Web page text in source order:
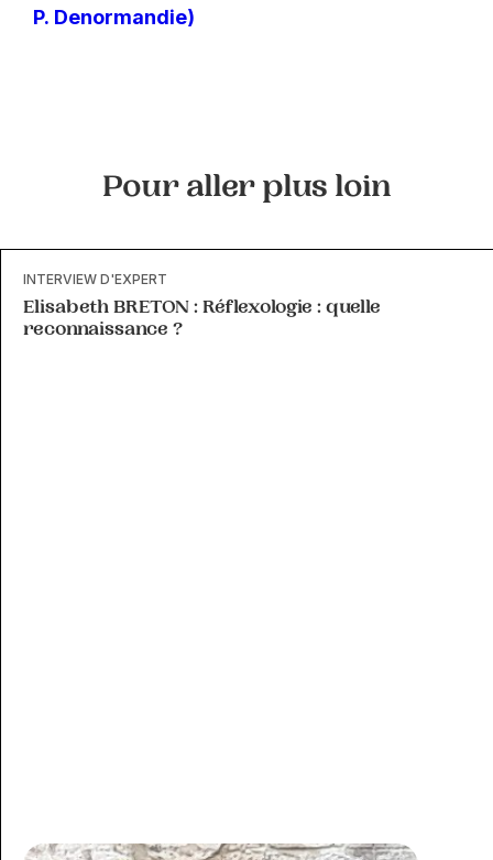
P. Denormandie)
Pour aller plus loin
INTERVIEW D'EXPERT
Elisabeth BRETON : Réflexologie : quelle
reconnaissance ?